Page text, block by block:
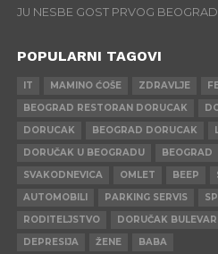
JU NESBE GOST PRVOG
POPULARNI TAGOVI
IT MAMINO ĆOŠE ZDRAVLJE
BEOGRAD RESTORAN DORUCAK
DORUCAK
BEOGRAD DORUCAK
DORUČAK U BEOGRADU
BEOGRAD
SVAKODNEVICA
OMLET BEEP
AUTOMOBILI
PARKING SERVIS
RODITELJSTVO
DORUČAK BULEVAR
DEPRESIJA
ŽENE BABA